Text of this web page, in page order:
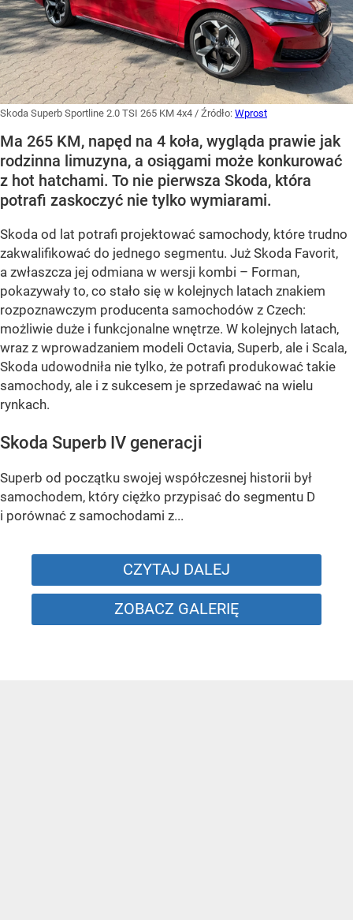
Skoda Superb Sportline 2.0 TSI 265 KM 4x4 / Źródło: Wprost
Ma 265 KM, napęd na 4 koła, wygląda prawie jak
rodzinna limuzyna, a osiągami może konkurować
z hot hatchami. To nie pierwsza Skoda, która
potrafi zaskoczyć nie tylko wymiarami.
Skoda od lat potrafi projektować samochody, które trudno
zakwalifikować do jednego segmentu. Już Skoda Favorit,
a zwłaszcza jej odmiana w wersji kombi – Forman,
pokazywały to, co stało się w kolejnych latach znakiem
rozpoznawczym producenta samochodów z Czech:
możliwie duże i funkcjonalne wnętrze. W kolejnych latach,
wraz z wprowadzaniem modeli Octavia, Superb, ale i Scala,
Skoda udowodniła nie tylko, że potrafi produkować takie
samochody, ale i z sukcesem je sprzedawać na wielu
rynkach.
Skoda Superb IV generacji
Superb od początku swojej współczesnej historii był
samochodem, który ciężko przypisać do segmentu D
i porównać z samochodami z...
CZYTAJ DALEJ
ZOBACZ GALERIĘ